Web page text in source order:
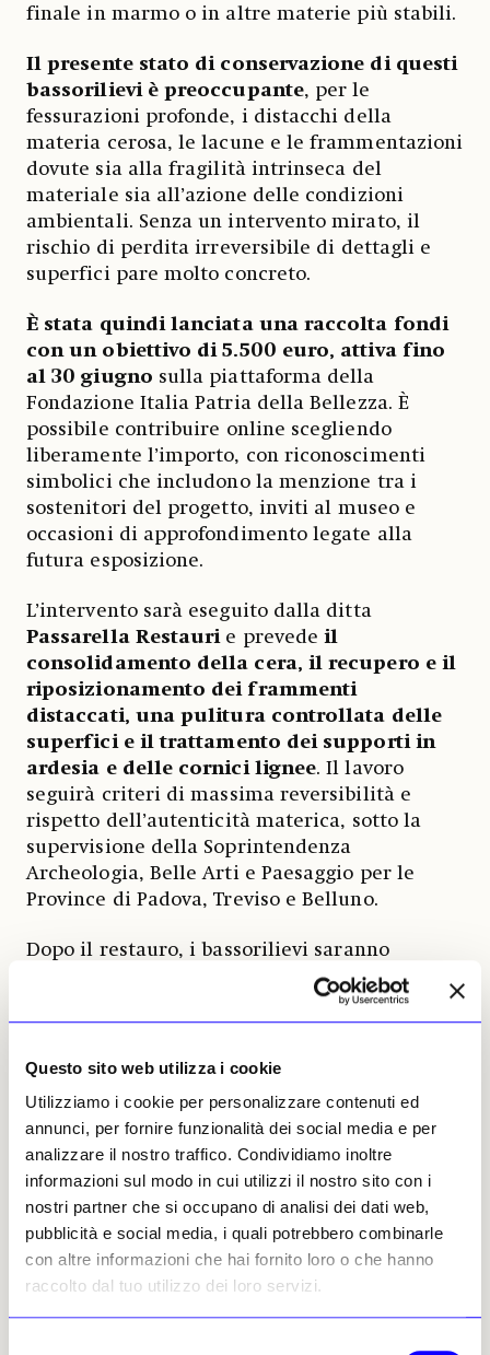
Questo sito web utilizza i cookie
Utilizziamo i cookie per personalizzare contenuti ed
annunci, per fornire funzionalità dei social media e per
analizzare il nostro traffico. Condividiamo inoltre
informazioni sul modo in cui utilizzi il nostro sito con i
nostri partner che si occupano di analisi dei dati web,
pubblicità e social media, i quali potrebbero combinarle
con altre informazioni che hai fornito loro o che hanno
raccolto dal tuo utilizzo dei loro servizi.
finale in marmo o in altre materie più stabili.
Il presente stato di conservazione di questi
bassorilievi è preoccupante, per le
fessurazioni profonde, i distacchi della
materia cerosa, le lacune e le frammentazioni
dovute sia alla fragilità intrinseca del
materiale sia all’azione delle condizioni
ambientali. Senza un intervento mirato, il
rischio di perdita irreversibile di dettagli e
superfici pare molto concreto.
È stata quindi lanciata una raccolta fondi
con un obiettivo di 5.500 euro, attiva fino
al 30 giugno sulla piattaforma della
Fondazione Italia Patria della Bellezza. È
possibile contribuire online scegliendo
liberamente l’importo, con riconoscimenti
simbolici che includono la menzione tra i
sostenitori del progetto, inviti al museo e
occasioni di approfondimento legate alla
futura esposizione.
L’intervento sarà eseguito dalla ditta
Passarella Restaurie prevedeil
consolidamento della cera, il recupero e il
riposizionamento dei frammenti
distaccati, una pulitura controllata delle
superfici e il trattamento dei supporti in
ardesia e delle cornici lignee. Il lavoro
seguirà criteri di massima reversibilità e
rispetto dell’autenticità materica, sotto la
supervisione della Soprintendenza
Archeologia, Belle Arti e Paesaggio per le
Province di Padova, Treviso e Belluno.
Dopo il restauro, i bassorilievi saranno
presenti per la prima volta nella mostra
«Antonio Canova e il monumento a
Horatio Nelson», in programmadal primo
Museo Gypsotheca Antonio Canova di
Possagno. L’esposizione offrirà l’occasione di
leggere questi modelli in cera all’interno del
più ampio percorso creativo dell’artista
dedicato all’eroe britannico.
La campagna di raccolta fondi si inserisce in
una riflessione più ampia sul valore dei
materiali definiti fragili nella storia della
scultura e sulla necessità di preservare le fasi